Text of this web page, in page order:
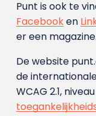
Punt is ook te
Facebooken
er een magazine.
De website
de
WCAG 2.1,